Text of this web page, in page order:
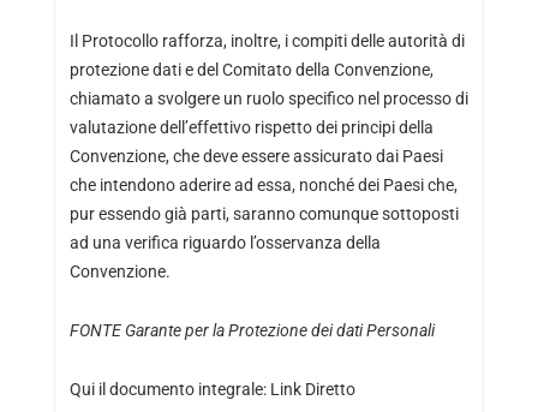
Il Protocollo rafforza, inoltre, i compiti delle autorità di
protezione dati e del Comitato della Convenzione,
chiamato a svolgere un ruolo specifico nel processo di
valutazione dell’effettivo rispetto dei principi della
Convenzione, che deve essere assicurato dai Paesi
che intendono aderire ad essa, nonché dei Paesi che,
pur essendo già parti, saranno comunque sottoposti
ad una verifica riguardo l’osservanza della
Convenzione.
FONTEGarante per la Protezione dei dati Personali
Qui il documento integrale: Link Diretto